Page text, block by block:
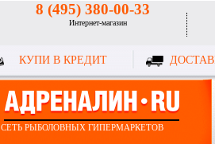
8 (495) 380-00-33
Интернет-магазин
КУПИ В КРЕДИТ
СЕТЬ РЫБОЛОВНЫХ ГИПЕРМАРКЕТОВ